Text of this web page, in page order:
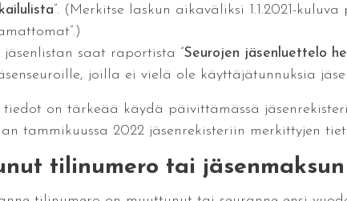
”. (Merkitse laskun aikaväliksi 1.1.2021-
saat raportista ”Seurojen jäsenluettelo
joilla ei vielä ole käyttäjätunnuksia
tiedot on tärkeää käydä päivittämässä
tammikuussa 2022 jäsenrekisteriin merkittyjen
tilinumero tai jäsenmaksun